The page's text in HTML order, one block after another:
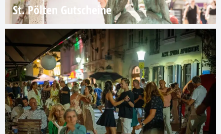
St. Pölten Gutscheine